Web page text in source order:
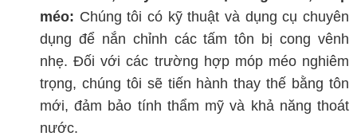
méo: Chúng tôi có kỹ thuật và dụng cụ chuyên
dụng để nắn chỉnh các tấm tôn bị cong vênh
nhẹ. Đối với các trường hợp móp méo nghiêm
trọng, chúng tôi sẽ tiến hành thay thế bằng tôn
mới, đảm bảo tính thẩm mỹ và khả năng thoát
nước.